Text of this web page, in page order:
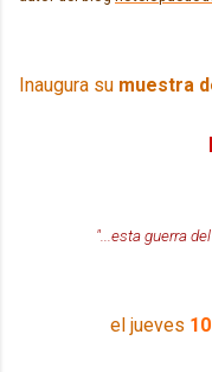
Inaugura su muestra
"...esta guerra
el jueves